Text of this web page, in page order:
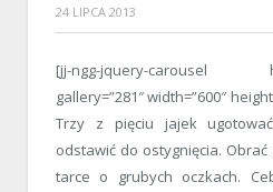
24 LIPCA 2013
[jj-ngg-jquery-carousel
gallery=”281″ width=”600″
Trzy z pięciu jajek
odstawić do ostygnięcia.
tarce o grubych oczkach.